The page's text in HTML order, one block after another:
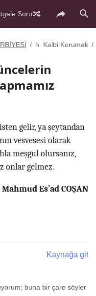
Soru
/ h. Kalbi Korumak /
gelir, ya şeytandan
vesvesesi olarak
meşgul olursanız,
onlar gelmez.
Es’ad COŞAN
Kaynağa git
buna bir çare söyler